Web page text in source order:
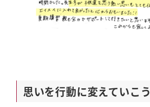
思いを行動に変えていこう